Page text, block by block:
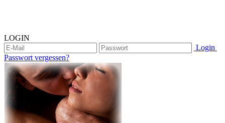
LOGIN
Login
Passwort vergessen?